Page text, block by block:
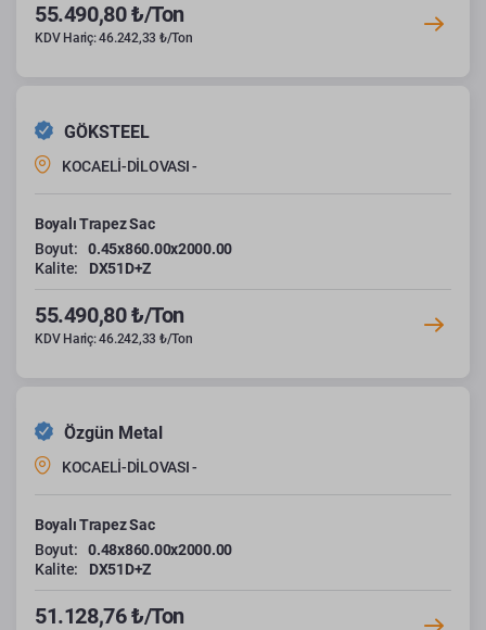
55.490,80 ₺/Ton
KDV Hariç: 46.242,33 ₺/Ton
GÖKSTEEL
KOCAELİ-DİLOVASI -
Boyalı Trapez Sac
Boyut:
0.45x860.00x2000.00
Kalite:
DX51D+Z
55.490,80 ₺/Ton
KDV Hariç: 46.242,33 ₺/Ton
Özgün Metal
KOCAELİ-DİLOVASI -
Boyalı Trapez Sac
Boyut:
0.48x860.00x2000.00
Kalite:
DX51D+Z
51.128,76 ₺/Ton